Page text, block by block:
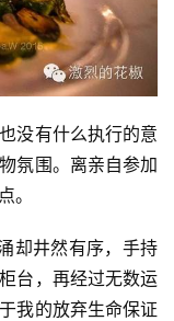
没有什么执行的意
氛围。离亲自参加
。
却井然有序，手持
台，再经过无数运
我的放弃生命保证